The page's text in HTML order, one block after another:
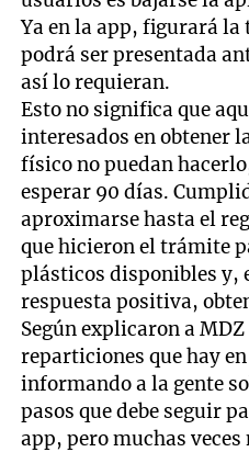
Ya en la app, figurará la
podrá ser presentada
así lo requieran.
Esto no significa que
interesados en obtener
físico no puedan
esperar 90 días.
aproximarse hasta el
que hicieron el trámite
plásticos disponibles y,
respuesta positiva,
Según explicaron a
reparticiones que hay
informando a la gente
pasos que debe seguir
app, pero muchas